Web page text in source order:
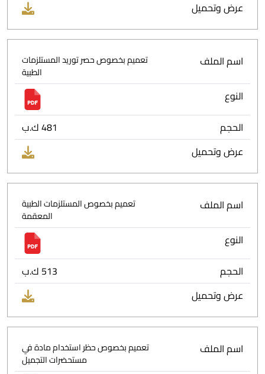
عرض وتحميل
اسم الملف
تعميم بخصوص حصر توريد المستلزمات
الطبية
النوع
الحجم
481 ك.ب
عرض وتحميل
اسم الملف
تعميم بخصوص المستلزمات الطبية
المعقمة
النوع
الحجم
513 ك.ب
عرض وتحميل
اسم الملف
تعميم بخصوص حظر استخدام مادة في
مستحضرات التجميل